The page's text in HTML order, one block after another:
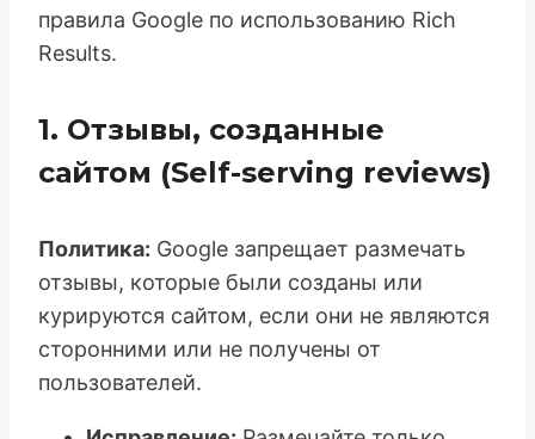
правила Google по использованию Rich
Results.
1. Отзывы, созданные
сайтом (Self-serving reviews)
Политика: Google запрещает размечать
отзывы, которые были созданы или
курируются сайтом, если они не являются
сторонними или не получены от
пользователей.